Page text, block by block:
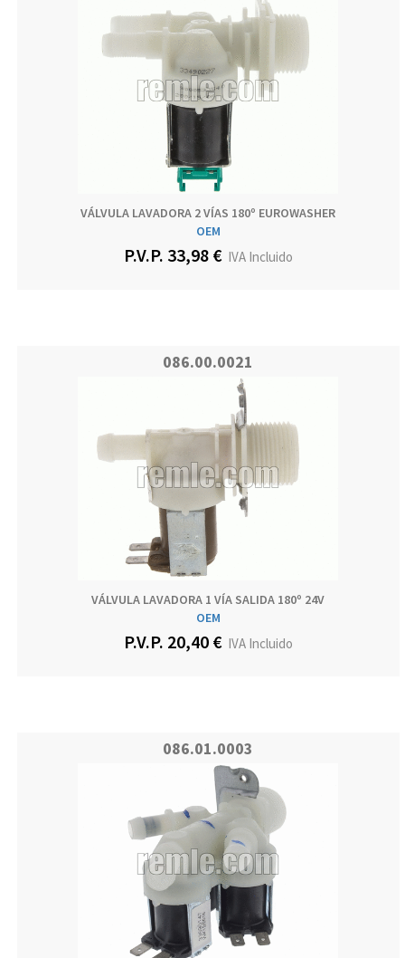
VÁLVULA LAVADORA 2 VÍAS 180º EUROWASHER
OEM
P.V.P. 33,98 €IVA Incluido
086.00.0021
VÁLVULA LAVADORA 1 VÍA SALIDA 180º 24V
OEM
P.V.P. 20,40 €IVA Incluido
086.01.0003